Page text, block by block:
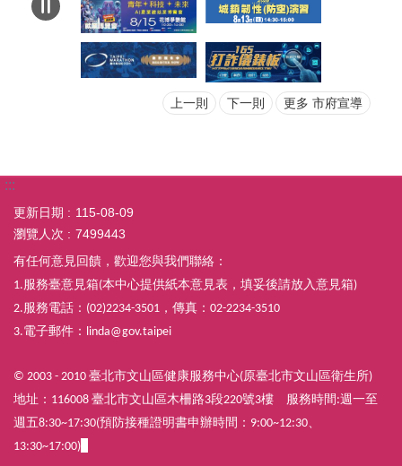
上一則 下一則 更多 市府宣導
:::
更新日期
115-08-09
瀏覽人次
7499443
有任何意見回饋，歡迎您與我們聯絡：
1.服務臺意見箱(本中心提供紙本意見表，填妥後請放入意見箱)
2.服務電話： (02)2234-3501 ，傳真： 02-2234-3510
3.電子郵件： linda@gov.taipei
© 2003 - 2010 臺北市文山區健康服務中心(原臺北市文山區衛生所)
地址： 116008 臺北市文山區木柵路3段220號3樓 服務時間 :週一至
週五8:30~17:30(預防接種證明書申辦時間： 9:00~12:30、
13:30~17:00)